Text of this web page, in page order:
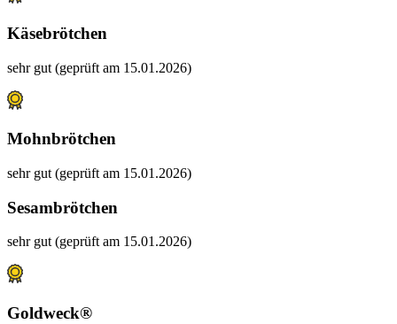
Käsebrötchen
sehr gut (geprüft am 15.01.2026)
Mohnbrötchen
sehr gut (geprüft am 15.01.2026)
Sesambrötchen
sehr gut (geprüft am 15.01.2026)
Goldweck®